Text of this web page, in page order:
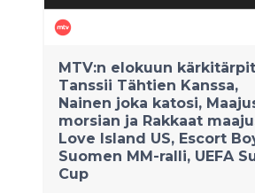
MTV:n elokuun
Tanssii Tähtien Kanssa,
Nainen joka katosi,
morsian ja Rakkaat
Love Island US, Escort
Suomen MM-ralli, UEFA
Cup